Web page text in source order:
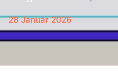
28 Januar 2026